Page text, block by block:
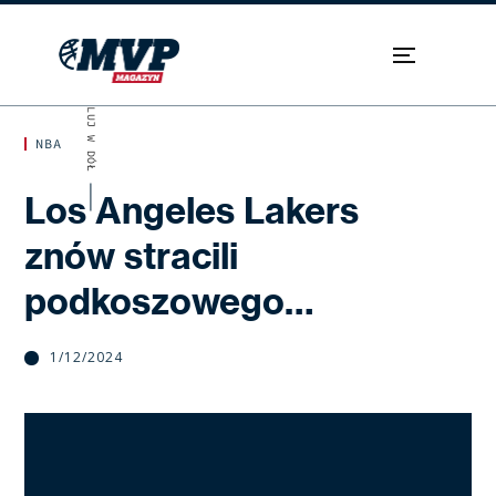
NBA
Los Angeles Lakers
znów stracili
podkoszowego…
1/12/2024
SKROLUJ W DÓŁ